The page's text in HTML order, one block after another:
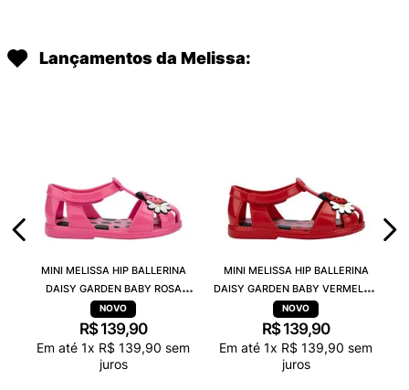
Lançamentos da Melissa:
MINI MELISSA HIP BALLERINA
DAISY GARDEN BABY ROSA
PRETO 38115
R$ 139,90
Em até 1x R$ 139,90 sem
juros
MINI MELISSA HIP BALLERINA
DAISY GARDEN BABY VERMELHO
PRETO 38115
R$ 139,90
Em até 1x R$ 139,90 sem
juros